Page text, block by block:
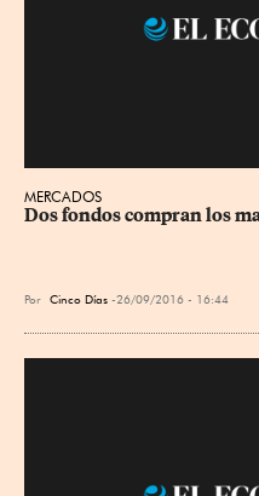
MERCADOS
Dos fondos compran los
Por Cinco Días 26/09/2016 - 16:44